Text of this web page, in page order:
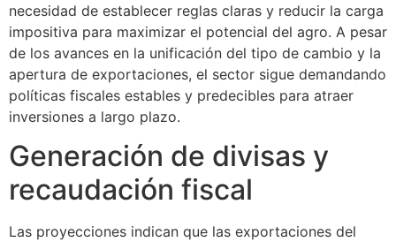
necesidad de establecer reglas claras y reducir la carga
impositiva para maximizar el potencial del agro. A pesar
de los avances en la unificación del tipo de cambio y la
apertura de exportaciones, el sector sigue demandando
políticas fiscales estables y predecibles para atraer
inversiones a largo plazo.
Generación de divisas y
recaudación fiscal
Las proyecciones indican que las exportaciones del